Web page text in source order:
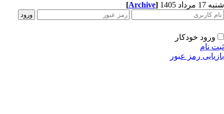
مرداد 1405 [Archive]
ورود خودکار
نام
رمز عبور